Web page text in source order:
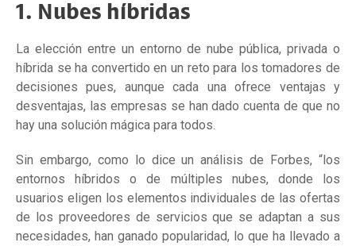
1. Nubes híbridas
La elección entre un entorno de nube pública, privada o
híbrida se ha convertido en un reto para los tomadores de
decisiones pues, aunque cada una ofrece ventajas y
desventajas, las empresas se han dado cuenta de que no
hay una solución mágica para todos.
Sin embargo, como lo dice un análisis de Forbes, “los
entornos híbridos o de múltiples nubes, donde los
usuarios eligen los elementos individuales de las ofertas
de los proveedores de servicios que se adaptan a sus
necesidades, han ganado popularidad, lo que ha llevado a